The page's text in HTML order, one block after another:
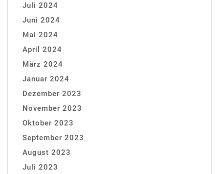
Juli 2024
Juni 2024
Mai 2024
April 2024
März 2024
Januar 2024
Dezember 2023
November 2023
Oktober 2023
September 2023
August 2023
Juli 2023